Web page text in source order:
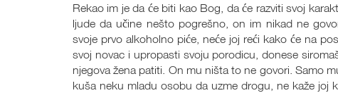
Rekao im je da će biti kao Bog, da će razviti svoj
ljude da učine nešto pogrešno, on im nikad ne
svoje prvo alkoholno piće, neće joj reći kako će na
svoj novac i upropasti svoju porodicu, donese
njegova žena patiti. On mu ništa to ne govori. Samo
kuša neku mladu osobu da uzme drogu, ne kaže joj